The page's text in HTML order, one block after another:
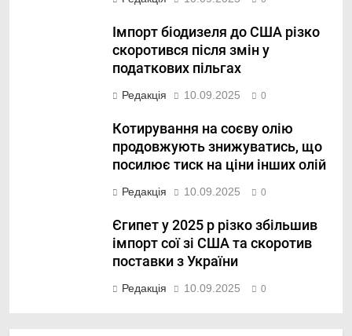
Імпорт біодизеля до США різко
скоротився після змін у
податкових пільгах
Редакція 10.09.2025 0
Котирування на соєву олію
продовжують знижуватись, що
посилює тиск на ціни інших олій
Редакція 10.09.2025 0
Єгипет у 2025 р різко збільшив
імпорт сої зі США та скоротив
поставки з України
Редакція 10.09.2025 0